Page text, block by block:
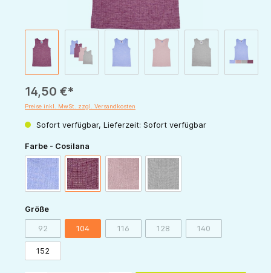
14,50 €*
Preise inkl. MwSt. zzgl. Versandkosten
Sofort verfügbar, Lieferzeit: Sofort verfügbar
Farbe - Cosilana
blau-meliertweinrot-meliertrosa-meliertgrau-meliert
Größeauswählen
92(Diese Option ist zurzeit nicht verfügbar.)
104 116(Diese Option ist zurzeit nicht verfügbar.)
128(Diese Option ist zurzeit nicht
140(Diese Option ist
152